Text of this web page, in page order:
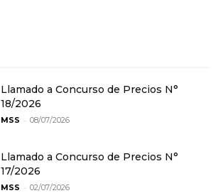
Llamado a Concurso de Precios N°
18/2026
MSS - 08/07/2026
Llamado a Concurso de Precios N°
17/2026
MSS - 02/07/2026